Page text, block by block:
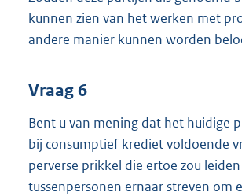
kunnen zien van het werken met
andere manier kunnen worden
Vraag 6
Bent u van mening dat het huidige
bij consumptief krediet voldoende
perverse prikkel die ertoe zou
tussenpersonen ernaar streven om